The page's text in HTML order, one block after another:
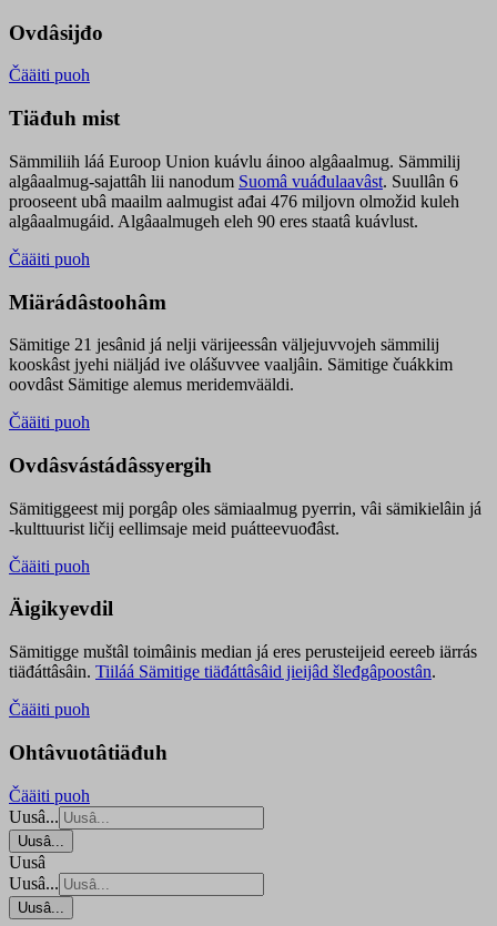
Ovdâsijđo
Čääiti puoh
Tiäđuh mist
Sämmiliih láá Euroop Union kuávlu áinoo algâaalmug. Sämmilij
algâaalmug-sajattâh lii nanodum Suomâ vuáđulaavâst. Suullân 6
prooseent ubâ maailm aalmugist ađai 476 miljovn olmožid kuleh
algâaalmugáid. Algâaalmugeh eleh 90 eres staatâ kuávlust.
Čääiti puoh
Miärádâstoohâm
Sämitige 21 jesânid já nelji värijeessân väljejuvvojeh sämmilij
kooskâst jyehi niäljád ive olášuvvee vaaljâin. Sämitige čuákkim
oovdâst Sämitige alemus meridemvääldi.
Čääiti puoh
Ovdâsvástádâssyergih
Sämitiggeest mij porgâp oles sämiaalmug pyerrin, vâi sämikielâin já
-kulttuurist ličij eellimsaje meid puátteevuođâst.
Čääiti puoh
Äigikyevdil
Sämitigge muštâl toimâinis median já eres perusteijeid eereeb iärrás
tiäđáttâsâin. Tiiláá Sämitige tiäđáttâsâid jieijâd šleđgâpoostân.
Čääiti puoh
Ohtâvuotâtiäđuh
Čääiti puoh
Uusâ...
Uusâ...
Uusâ
Uusâ...
Uusâ...